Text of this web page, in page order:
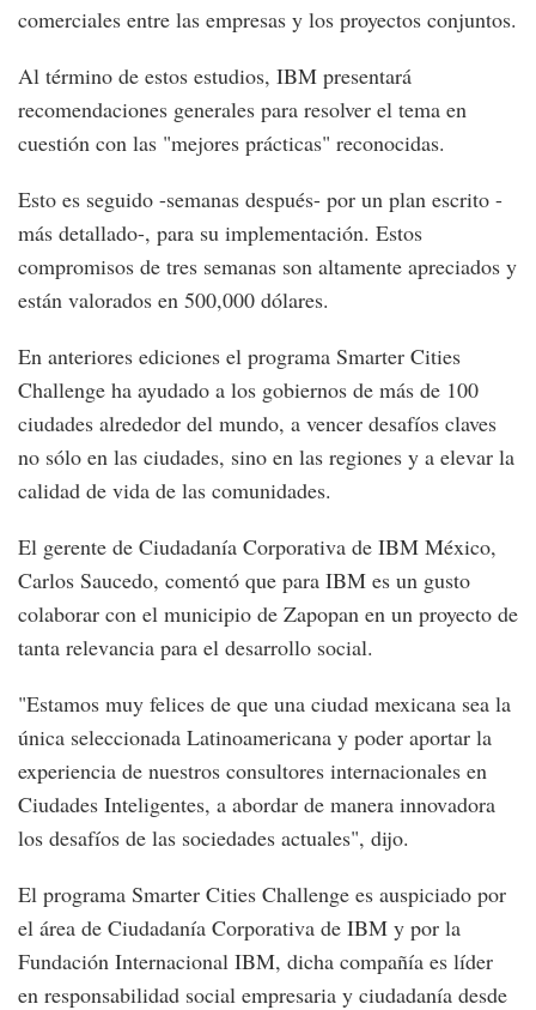
comerciales entre las empresas y los proyectos conjuntos.
Al término de estos estudios, IBM presentará
recomendaciones generales para resolver el tema en
cuestión con las "mejores prácticas" reconocidas.
Esto es seguido -semanas después- por un plan escrito -
más detallado-, para su implementación. Estos
compromisos de tres semanas son altamente apreciados y
están valorados en 500,000 dólares.
En anteriores ediciones el programa Smarter Cities
Challenge ha ayudado a los gobiernos de más de 100
ciudades alrededor del mundo, a vencer desafíos claves
no sólo en las ciudades, sino en las regiones y a elevar la
calidad de vida de las comunidades.
El gerente de Ciudadanía Corporativa de IBM México,
Carlos Saucedo, comentó que para IBM es un gusto
colaborar con el municipio de Zapopan en un proyecto de
tanta relevancia para el desarrollo social.
"Estamos muy felices de que una ciudad mexicana sea la
única seleccionada Latinoamericana y poder aportar la
experiencia de nuestros consultores internacionales en
Ciudades Inteligentes, a abordar de manera innovadora
los desafíos de las sociedades actuales", dijo.
El programa Smarter Cities Challenge es auspiciado por
el área de Ciudadanía Corporativa de IBM y por la
Fundación Internacional IBM, dicha compañía es líder
en responsabilidad social empresaria y ciudadanía desde